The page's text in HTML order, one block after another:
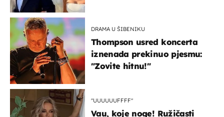
DRAMA U ŠIBENIKU
Thompson usred koncerta
iznenada prekinuo pjesmu:
"Zovite hitnu!"
"UUUUUUFFFF"
Vau, koje noge! Ružičasti